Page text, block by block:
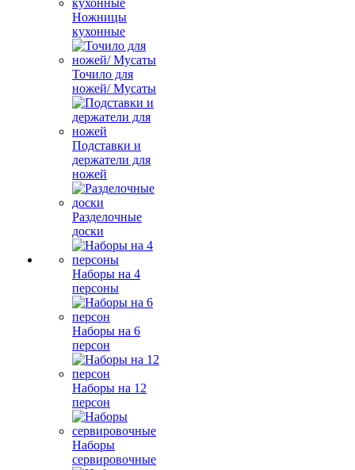
Ножницы
кухонные
Точило для
ножей/ Мусаты
Подставки и
держатели для
ножей
Разделочные
доски
Наборы на 4
персоны
Наборы на 6
персон
Наборы на 12
персон
Наборы
сервировочные